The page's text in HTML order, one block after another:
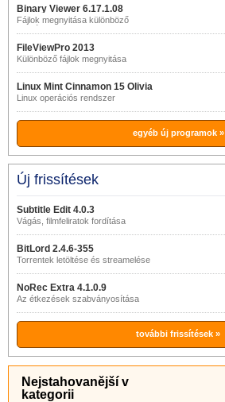
Binary Viewer 6.17.1.08
Fájlok megnyitása különböző
formátumokban
FileViewPro 2013
Különböző fájlok megnyitása
Linux Mint Cinnamon 15 Olivia
Linux operációs rendszer
egyéb új programok »
Új frissítések
Subtitle Edit 4.0.3
Vágás, filmfeliratok fordítása
BitLord 2.4.6-355
Torrentek letöltése és streamelése
NoRec Extra 4.1.0.9
Az étkezések szabványosítása
további frissítések »
Nejstahovanější v
kategorii